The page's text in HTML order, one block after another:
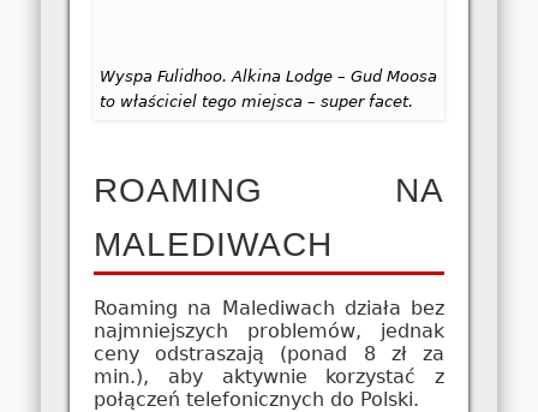
Wyspa Fulidhoo. Alkina Lodge – Gud Moosa
to właściciel tego miejsca – super facet.
ROAMING NA
MALEDIWACH
Roaming na Malediwach działa bez
najmniejszych problemów, jednak
ceny odstraszają (ponad 8 zł za
min.), aby aktywnie korzystać z
połączeń telefonicznych do Polski.